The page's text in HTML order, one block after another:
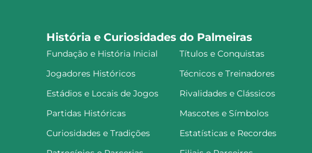
História e Curiosidades do Palmeiras
Fundação e História Inicial
Títulos e Conquistas
Jogadores Históricos
Técnicos e Treinadores
Estádios e Locais de Jogos
Rivalidades e Clássicos
Partidas Históricas
Mascotes e Símbolos
Curiosidades e Tradições
Estatísticas e Recordes